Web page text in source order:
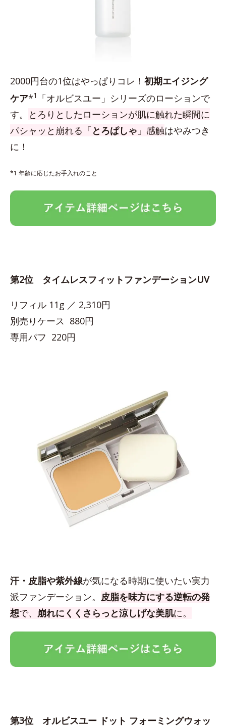
2000円台の1位はやっぱりコレ！ 初期エイジング
ケア*1
「オルビスユー」シリーズのローションで
す。
とろりとしたローションが肌に触れた瞬間に
パシャッと崩れる「とろぱしゃ 」感触はやみつき
に！
*1 年齢に応じたお手入れのこと
第2位 タイムレスフィットファンデーションUV
リフィル 11g ／ 2,310円
別売りケース 880円
専用パフ 220円
汗・皮脂や紫外線が気になる時期に使いたい実力
派ファンデーション。 皮脂を味方にする逆転の発
想で、 崩れにくくさらっと涼しげな美肌に。
第3位 オルビスユー ドット フォーミングウォッ